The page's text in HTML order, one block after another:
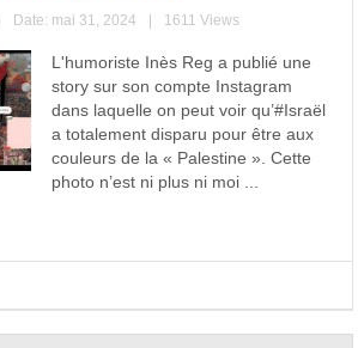
Date: mai 31, 2024 1611 Views
L'humoriste Inès Reg a publié une
story sur son compte Instagram
dans laquelle on peut voir qu’#Israël
a totalement disparu pour être aux
couleurs de la « Palestine ». Cette
photo n’est ni plus ni moi ...